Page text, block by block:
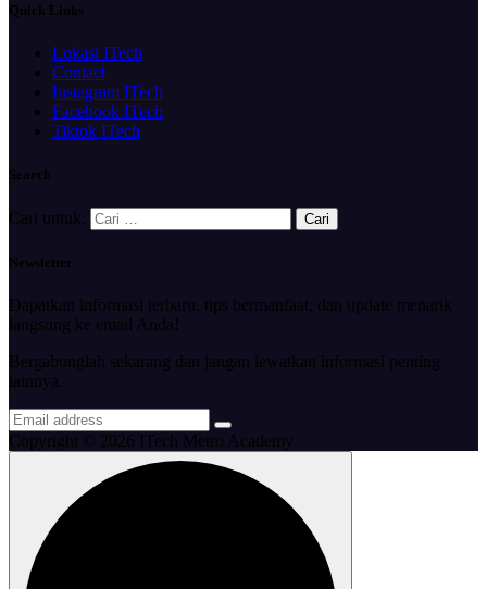
Quick Links
Lokasi ITech
Contact
Instagram ITech
Facebook ITech
Tiktok ITech
Search
Cari untuk:
Newsletter
Dapatkan informasi terbaru, tips bermanfaat, dan update menarik
langsung ke email Anda!
Bergabunglah sekarang dan jangan lewatkan informasi penting
lainnya.
Copyright © 2026 ITech Metro Academy